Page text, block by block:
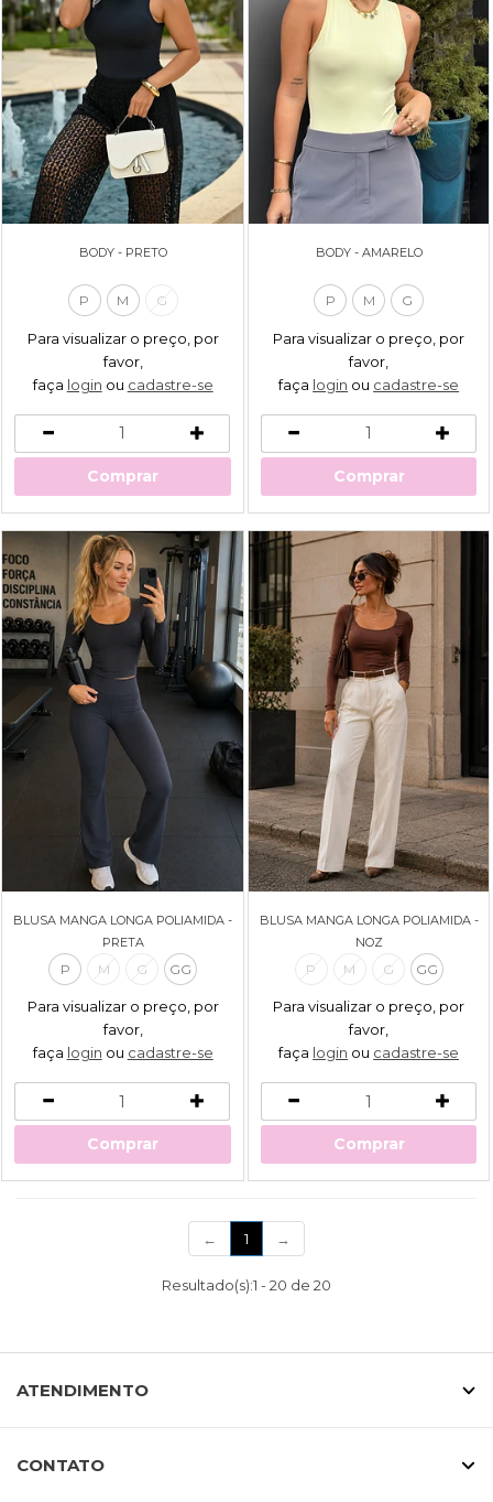
BODY - PRETO
P M G
Para visualizar o preço, por
favor,
faça login ou cadastre-se
Comprar
BODY - AMARELO
P M G
Para visualizar o preço, por
favor,
faça login ou cadastre-se
Comprar
BLUSA MANGA LONGA POLIAMIDA -
PRETA
P M G GG
Para visualizar o preço, por
favor,
faça login ou cadastre-se
Comprar
BLUSA MANGA LONGA POLIAMIDA -
NOZ
P M G GG
Para visualizar o preço, por
favor,
faça login ou cadastre-se
Comprar
← 1 (current)
→
Resultado(s):1 -20 de 20
ATENDIMENTO
CONTATO